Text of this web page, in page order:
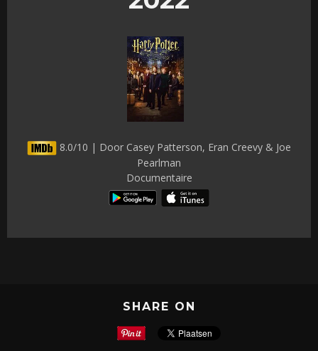
8.0/10 | Door Casey Patterson, Eran Creevy & Joe
Pearlman
Documentaire
SHARE ON